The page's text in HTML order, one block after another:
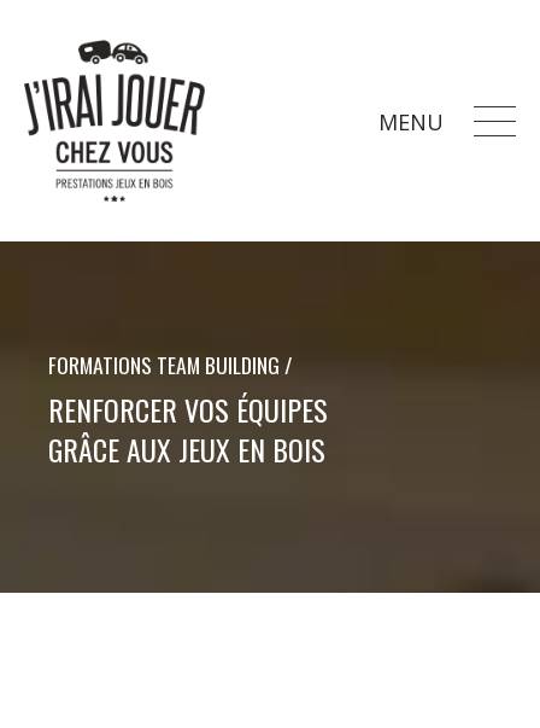
MENU
FORMATIONS TEAM BUILDING /
RENFORCER VOS ÉQUIPES
GRÂCE AUX JEUX EN BOIS